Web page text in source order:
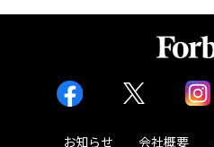
お知らせ 会社概要